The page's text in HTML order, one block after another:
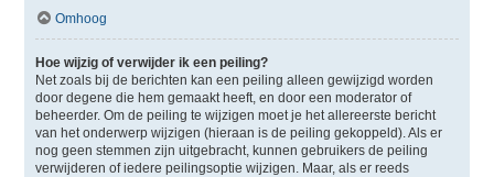
Omhoog
Hoe wijzig of verwijder ik een peiling?
Net zoals bij de berichten kan een peiling alleen gewijzigd worden
door degene die hem gemaakt heeft, en door een moderator of
beheerder. Om de peiling te wijzigen moet je het allereerste bericht
van het onderwerp wijzigen (hieraan is de peiling gekoppeld). Als er
nog geen stemmen zijn uitgebracht, kunnen gebruikers de peiling
verwijderen of iedere peilingsoptie wijzigen. Maar, als er reeds